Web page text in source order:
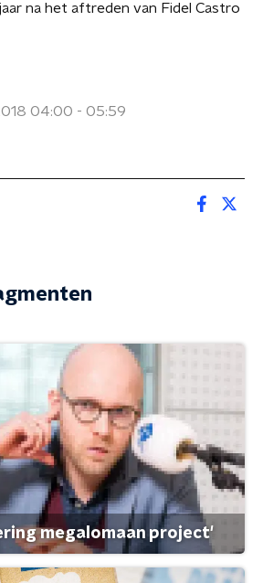
na het aftreden van Fidel Castro
04:00 - 05:59
megalomaan project'